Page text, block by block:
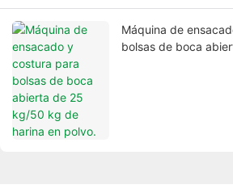
Máquina de
bolsas de boca